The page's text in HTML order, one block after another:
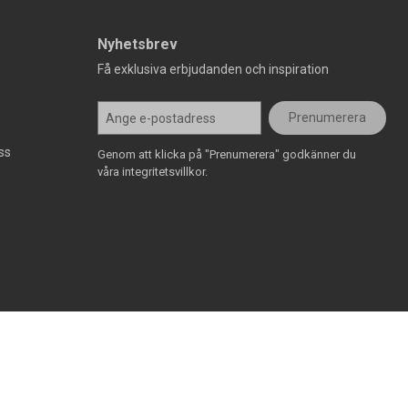
Nyhetsbrev
Få exklusiva erbjudanden och inspiration
Prenumerera
Genom att klicka på "Prenumerera" godkänner du
våra integritetsvillkor.